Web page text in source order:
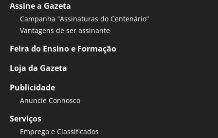
Assine a Gazeta
Campanha “Assinaturas do Centenário”
Vantagens de ser assinante
Feira do Ensino e Formação
Loja da Gazeta
Publicidade
Anuncie Connosco
Serviços
Emprego e Classificados